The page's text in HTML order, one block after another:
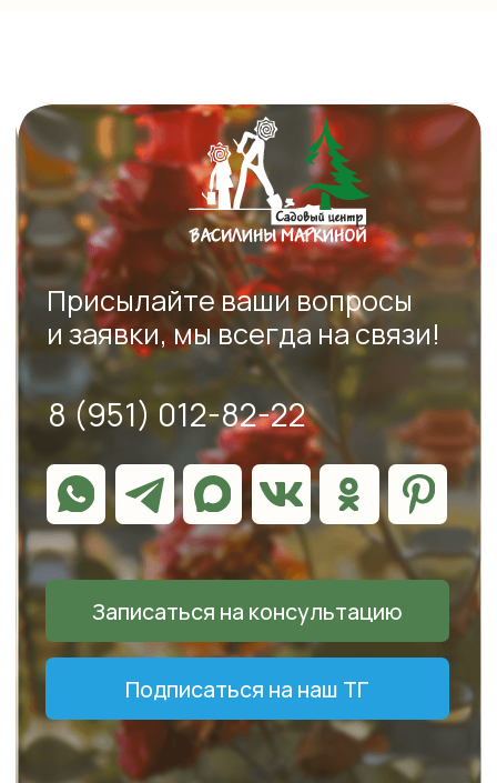
ИП Маркина Василина Владимировна
ИНН: 250814754283
ОГРНИП: 310250805000057
Договор оферты
Согласие на обработку персональных данных
Политика обработки персональных данных
Подписаться на наш ТГ
Записаться на консультацию